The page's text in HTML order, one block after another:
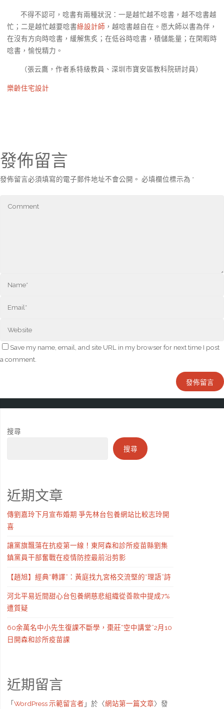
不得不認可，唸書有兩種狀況：一是越忙越不唸書，越不唸書越
忙；二是越忙越要唸書綠設計師 ，越唸書越自在。愿大師以書為伴，
在沒有方向時唸書，緩解焦炙；在低谷時唸書，積儲能量；在閑暇時
唸書，愉悅精力。
（張云鷹， 作者系特級教員、深圳市寶安區教科院研討員）
樂齡住宅設計
發佈留言
發佈留言必須填寫的電子郵件地址不會公開。 必填欄位標示為 *
Save my name, email, and site URL in my browser for next time I post
a comment.
搜尋
搜尋
近期文章
傳劉嘉玲下月宣布婚期 爭先林台包養網站比較志玲開
喜
讓黨旗飄蕩在抗疫第一線！東阿森和診所疫苗縣劉集
鎮黨員干部奮戰在疫情防控最前沿剪影
【趙旭】經典“轉譯”：黃庭找九宮格交流堅的“理語”詩
河北平易近間甜心台包養網慈悲組織從善款中提成7%
遭質疑
60余萬名中小先生復課不斷學，棗莊“空中講堂”2月10
日開森和診所疫苗課
近期留言
「WordPress 示範留言者 」於〈網站第一篇文章〉發